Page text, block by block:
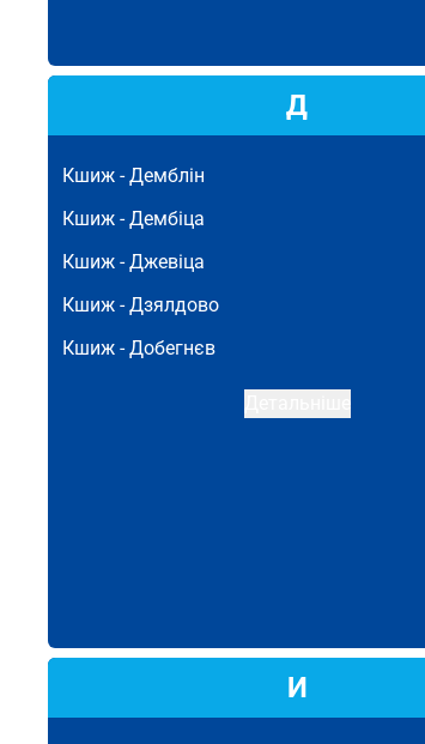
Д
Кшиж -Демблін
Кшиж -Дембіца
Кшиж -Джевіца
Кшиж -Дзялдово
Кшиж -Добегнєв
И